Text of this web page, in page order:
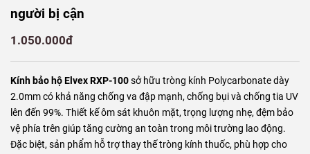
người bị cận
1.050.000đ
Kính bảo hộ Elvex RXP-100sở hữu tròng kính Polycarbonate dày
2.0mm có khả năng chống va đập mạnh, chống bụi và chống tia UV
lên đến 99%. Thiết kế ôm sát khuôn mặt, trọng lượng nhẹ, đệm bảo
vệ phía trên giúp tăng cường an toàn trong môi trường lao động.
Đặc biệt, sản phẩm hỗ trợ thay thế tròng kính thuốc, phù hợp cho